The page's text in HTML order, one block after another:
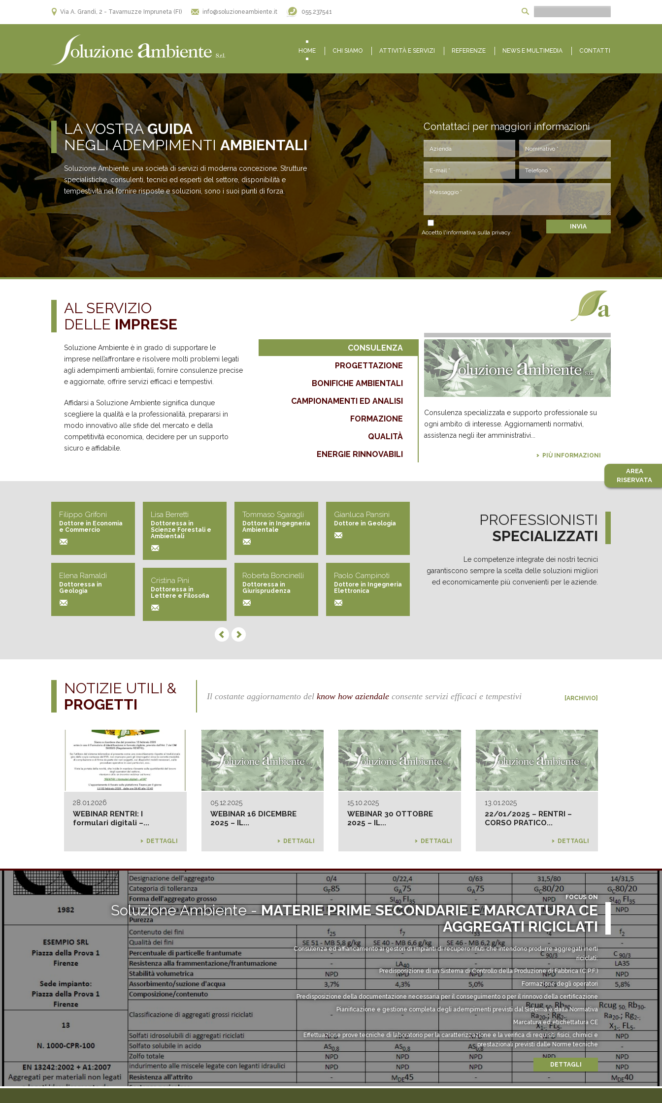
AREA
RISERVATA
Via A. Grandi, 2 - Tavarnuzze Impruneta (FI) info@soluzioneambiente.it 055.237541
HOME CHI SIAMO ATTIVITÀ E SERVIZI REFERENZE NEWS E MULTIMEDIA CONTATTI
LA VOSTRAGUIDA
NEGLI ADEMPIMENTI AMBIENTALI
Soluzione Ambiente, una società di servizi di moderna concezione. Strutture
specialistiche, consulenti, tecnici ed esperti del settore, disponibilità e
tempestività nel fornire risposte e soluzioni, sono i suoi punti di forza.
Contattaci per maggiori informazioni
Accetto l'informativa sulla privacy
AL SERVIZIO
DELLE IMPRESE
Soluzione Ambiente è in grado di supportare le
imprese nell’affrontare e risolvere molti problemi legati
agli adempimenti ambientali, fornire consulenze precise
e aggiornate, offrire servizi efficaci e tempestivi.
Affidarsi a Soluzione Ambiente significa dunque
scegliere la qualità e la professionalità, prepararsi in
modo innovativo alle sfide del mercato e della
competitività economica, decidere per un supporto
sicuro e affidabile.
CONSULENZA
PROGETTAZIONE
BONIFICHE AMBIENTALI
CAMPIONAMENTI ED ANALISI
FORMAZIONE
QUALITÀ
ENERGIE RINNOVABILI
Consulenza specializzata e supporto professionale su
ogni ambito di interesse. Aggiornamenti normativi,
assistenza negli iter amministrativi...
PIÙ INFORMAZIONI
Filippo Grifoni
Dottore in Economia
e Commercio
Elena Ramaldi
Dottoressa in
Geologia
Lisa Berretti
Dottoressa in
Scienze Forestali e
Ambientali
Cristina Pini
Dottoressa in
Lettere e Filosofia
Tommaso Sgaragli
Dottore in Ingegneria
Ambientale
Roberta Boncinelli
Dottoressa in
Giurisprudenza
Gianluca Pansini
Dottore in Geologia
Paolo Campinoti
Dottore in Ingegneria
Elettronica
Dottore in Scienze
Duccio Feri
Dottore in Ingegneria
Valerio Toninelli
Dottore in Ingegneria
Ambientale
Luca Tofani
Geometra
Massimo Rolla
PROFESSIONISTI
SPECIALIZZATI
Le competenze integrate dei nostri tecnici
garantiscono sempre la scelta delle soluzioni migliori
ed economicamente più convenienti per le aziende.
NOTIZIE UTILI &
PROGETTI
Il costante aggiornamento del know how aziendale consente servizi efficaci e tempestivi [ARCHIVIO]
28.01.2026
WEBINAR RENTRI: I
formulari digitali –...
DETTAGLI
05.12.2025
WEBINAR 16 DICEMBRE
2025 – IL...
DETTAGLI
15.10.2025
WEBINAR 30 OTTOBRE
2025 – IL...
DETTAGLI
13.01.2025
22/01/2025 – RENTRI –
CORSO PRATICO...
DETTAGLI
FOCUS ON
Soluzione Ambiente -MATERIE PRIME SECONDARIE E MARCATURA CE
AGGREGATI RICICLATI
Consulenza ed affiancamento ai gestori di impianti di recupero rifiuti che intendono produrre aggregati inerti
riciclati:
Predisposizione di un Sistema di Controllo della Produzione di Fabbrica (C.P.F.)
Formazione degli operatori
Predisposizione della documentazione necessaria per il conseguimento o per il rinnovo della certificazione
Pianificazione e gestione completa degli adempimenti previsti dal Sistema e dalla Normativa
Marcatura ed etichettatura CE
Effettuazione prove tecniche di laboratorio per la caratterizzazione e la verifica di requisiti fisici, chimici e
prestazionali previsti dalle Norme tecniche
DETTAGLI